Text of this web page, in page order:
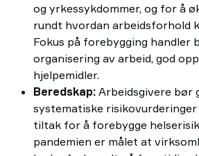
og yrkessykdommer, og for å
rundt hvordan arbeidsforhold
Fokus på forebygging handler
organisering av arbeid, god
hjelpemidler.
Beredskap: Arbeidsgivere bør
systematiske
tiltak for å forebygge
pandemien er målet at